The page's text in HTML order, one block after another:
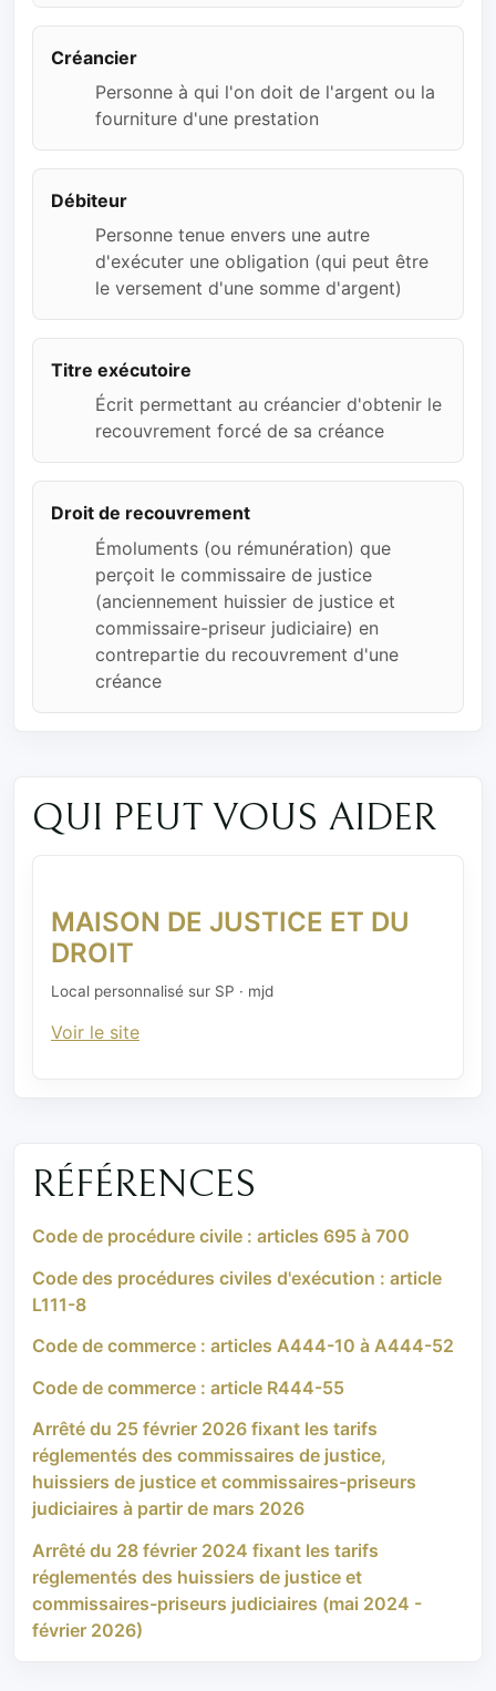
Créancier
Personne à qui l'on doit de l'argent ou la
fourniture d'une prestation
Débiteur
Personne tenue envers une autre
d'exécuter une obligation (qui peut être
le versement d'une somme d'argent)
Titre exécutoire
Écrit permettant au créancier d'obtenir le
recouvrement forcé de sa créance
Droit de recouvrement
Émoluments (ou rémunération) que
perçoit le commissaire de justice
(anciennement huissier de justice et
commissaire-priseur judiciaire) en
contrepartie du recouvrement d'une
créance
QUI PEUT VOUS AIDER
MAISON DE JUSTICE ET DU
DROIT
Local personnalisé sur SP · mjd
Voir le site
RÉFÉRENCES
Code de procédure civile : articles 695 à 700
Code des procédures civiles d'exécution : article
L111-8
Code de commerce : articles A444-10 à A444-52
Code de commerce : article R444-55
Arrêté du 25 février 2026 fixant les tarifs
réglementés des commissaires de justice,
huissiers de justice et commissaires-priseurs
judiciaires à partir de mars 2026
Arrêté du 28 février 2024 fixant les tarifs
réglementés des huissiers de justice et
commissaires-priseurs judiciaires (mai 2024 -
février 2026)